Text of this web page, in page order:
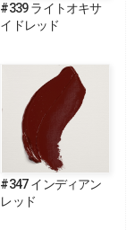
#339 ライトオキサ
イドレッド
#347 インディアン
レッド